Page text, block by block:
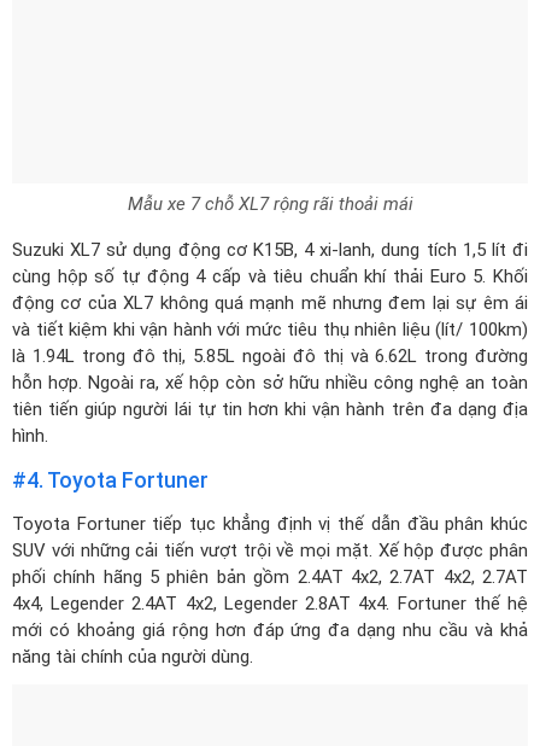
Mẫu xe 7 chỗ XL7 rộng rãi thoải mái
Suzuki XL7 sử dụng động cơ K15B, 4 xi-lanh, dung tích 1,5 lít đi
cùng hộp số tự động 4 cấp và tiêu chuẩn khí thải Euro 5. Khối
động cơ của XL7 không quá mạnh mẽ nhưng đem lại sự êm ái
và tiết kiệm khi vận hành với mức tiêu thụ nhiên liệu (lít/ 100km)
là 1.94L trong đô thị, 5.85L ngoài đô thị và 6.62L trong đường
hỗn hợp. Ngoài ra, xế hộp còn sở hữu nhiều công nghệ an toàn
tiên tiến giúp người lái tự tin hơn khi vận hành trên đa dạng địa
hình.
#4. Toyota Fortuner
Toyota Fortunertiếp tục khẳng định vị thế dẫn đầu phân khúc
SUV với những cải tiến vượt trội về mọi mặt. Xế hộp được phân
phối chính hãng 5 phiên bản gồm 2.4AT 4x2, 2.7AT 4x2, 2.7AT
4x4, Legender 2.4AT 4x2, Legender 2.8AT 4x4. Fortuner thế hệ
mới có khoảng giá rộng hơn đáp ứng đa dạng nhu cầu và khả
năng tài chính của người dùng.